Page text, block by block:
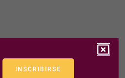
INSCRIBIRSE